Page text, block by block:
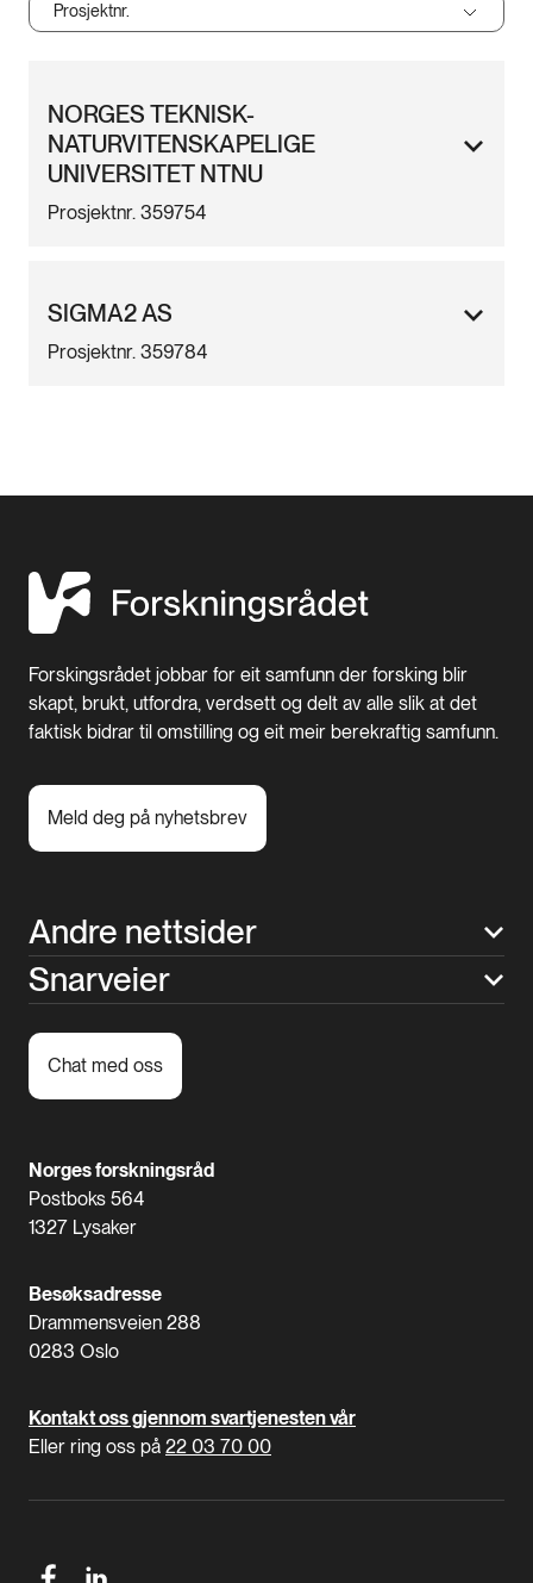
Prosjektnr.
NORGES TEKNISK-
NATURVITENSKAPELIGE
UNIVERSITET NTNU
Prosjektnr. 359754
SIGMA2 AS
Prosjektnr. 359784
Forskingsrådet jobbar for eit samfunn der forsking blir
skapt, brukt, utfordra, verdsett og delt av alle slik at det
faktisk bidrar til omstilling og eit meir berekraftig samfunn.
Meld deg på nyhetsbrev
Andre nettsider
Snarveier
Chat med oss
Norges forskningsråd
Postboks 564
1327 Lysaker
Besøksadresse
Drammensveien 288
0283 Oslo
Kontakt oss gjennom svartjenesten vår
Eller ring oss på 22 03 70 00